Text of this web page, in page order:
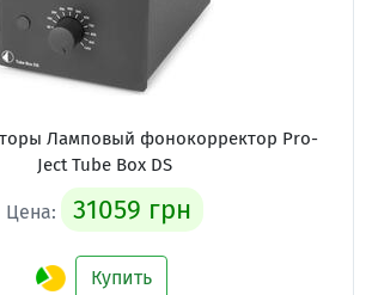
Ламповый фонокорректор Pro-
Ject Tube Box DS
Цена: 31059 грн
Купить